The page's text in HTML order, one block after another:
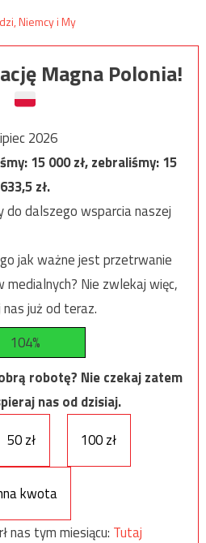
Magna Polonia!
2026
15 000zł, zebraliśmy:15
633,5zł.
do dalszego wsparcia naszej
jak ważne jest przetrwanie
medialnych? Nie zwlekaj więc,
już od teraz.
104%
robotę? Nie czekaj zatem
nas od dzisiaj.
50 zł 100 zł
kwota
nas tym miesiącu: Tutaj